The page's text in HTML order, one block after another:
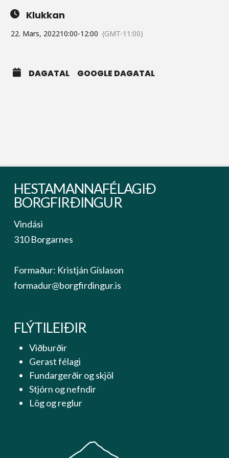
Klukkan
22. Mars, 202210:00-12:00 (GMT-11:00)
DAGATAL GOOGLE DAGATAL
HESTAMANNAFÉLAGIÐ
BORGFIRÐINGUR
Vindási
310 Borgarnes
Formaður: Kristján Gíslason
formadur@borgfirdingur.is
FLÝTILEIÐIR
Viðburðir
Gerast félagi
Fundargerðir og skjöl
Stjórn og nefndir
Lög og reglur